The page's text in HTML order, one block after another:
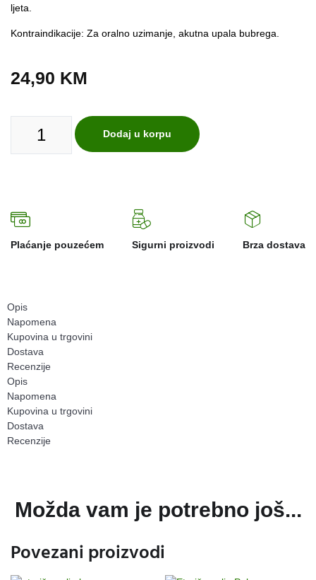
ljeta.
Kontraindikacije: Za oralno uzimanje, akutna upala bubrega.
24,90 KM
Dodaj u korpu
Plaćanje pouzećem Sigurni proizvodi Brza dostava
Opis
Napomena
Kupovina u trgovini
Dostava
Recenzije
Opis
Napomena
Kupovina u trgovini
Dostava
Recenzije
Možda vam je potrebno još...
Povezani proizvodi